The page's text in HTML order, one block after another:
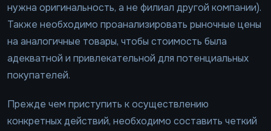
нужна оригинальность, а не филиал другой компании).
Также необходимо проанализировать рыночные цены
на аналогичные товары, чтобы стоимость была
адекватной и привлекательной для потенциальных
покупателей.
Прежде чем приступить к осуществлению
конкретных действий, необходимо составить четкий